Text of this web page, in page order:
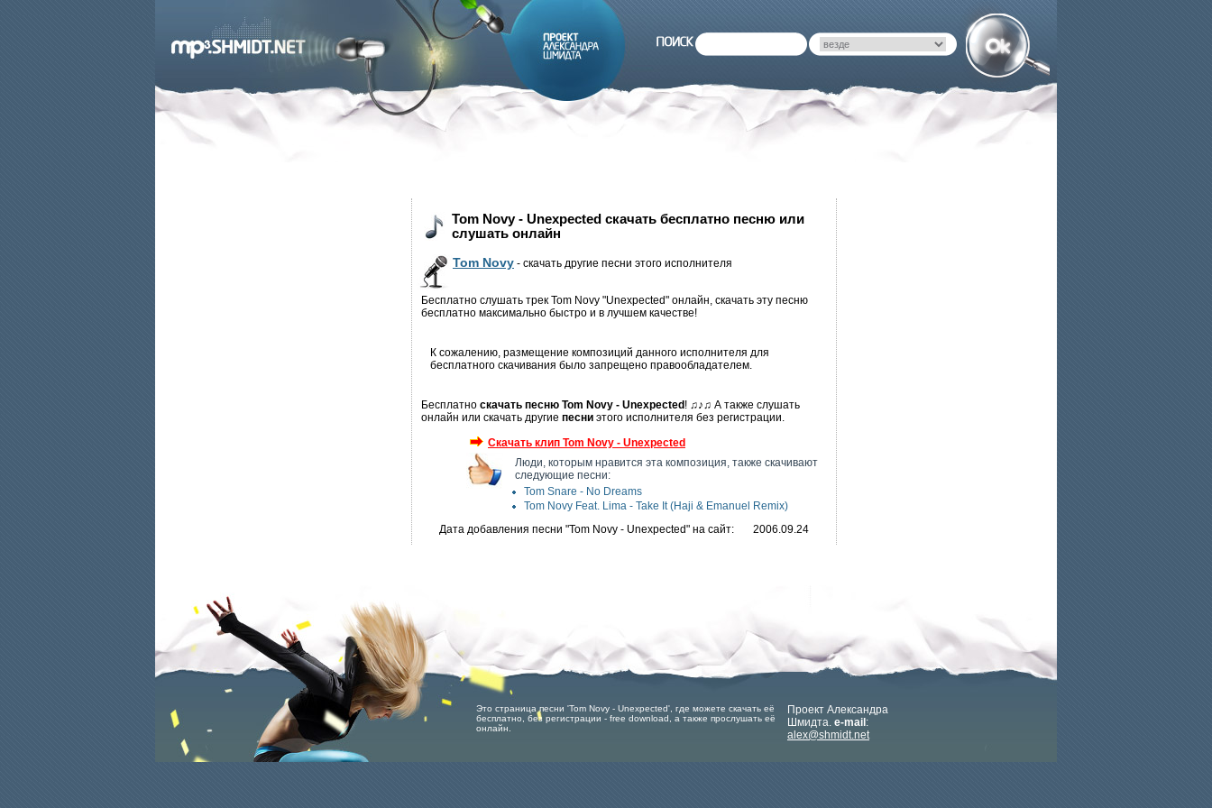
Tom Novy - Unexpected скачать бесплатно песню или
слушать онлайн
Tom Novy - скачать другие песни этого исполнителя
Бесплатно слушать трек Tom Novy "Unexpected" онлайн, скачать эту песню
бесплатно максимально быстро и в лучшем качестве!
К сожалению, размещение композиций данного исполнителя для
бесплатного скачивания было запрещено правообладателем.
Бесплатно скачать песню Tom Novy - Unexpected ! ♫♪♫ А также слушать
онлайн или скачать другие песни этого исполнителя без регистрации.
Скачать клип Tom Novy - Unexpected
Люди, которым нравится эта композиция, также скачивают
следующие песни:
Tom Snare - No Dreams
Tom Novy Feat. Lima - Take It (Haji & Emanuel Remix)
Дата добавления песни "Tom Novy - Unexpected" на сайт:
2006.09.24
Это страница песни 'Tom Novy - Unexpected', где можете скачать её
бесплатно, без регистрации - free download, а также прослушать её
онлайн.
Проект Александра
Шмидта. e-mail :
alex@shmidt.net